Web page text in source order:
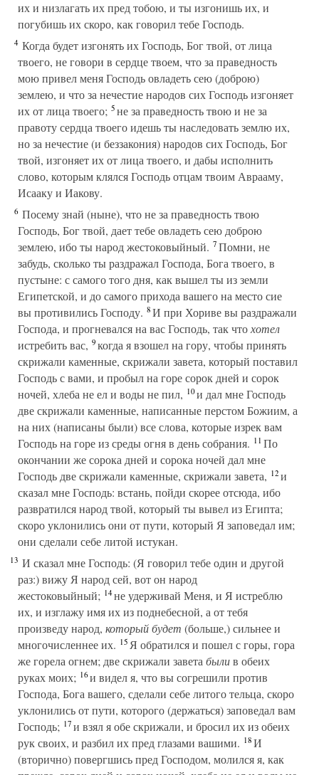
их и низлагать их пред тобою, и ты изгонишь их, и
погубишь их скоро, как говорил тебе Господь.
4 Когда будет изгонять их Господь, Бог твой, от лица
твоего, не говори в сердце твоем, что за праведность
мою привел меня Господь овладеть сею (доброю)
землею, и что за нечестие народов сих Господь изгоняет
их от лица твоего; 5не за праведность твою и не за
правоту сердца твоего идешь ты наследовать землю их,
но за нечестие (и беззакония) народов сих Господь, Бог
твой, изгоняет их от лица твоего, и дабы исполнить
слово, которым клялся Господь отцам твоим Аврааму,
Исааку и Иакову.
6 Посему знай (ныне), что не за праведность твою
Господь, Бог твой, дает тебе овладеть сею доброю
землею, ибо ты народ жестоковыйный. 7Помни, не
забудь, сколько ты раздражал Господа, Бога твоего, в
пустыне: с самого того дня, как вышел ты из земли
Египетской, и до самого прихода вашего на место сие
вы противились Господу. 8И при Хориве вы раздражали
Господа, и прогневался на вас Господь, так чтохотел
истребить вас, 9когда я взошел на гору, чтобы принять
скрижали каменные, скрижали завета, который поставил
Господь с вами, и пробыл на горе сорок дней и сорок
ночей, хлеба не ел и воды не пил, 10и дал мне Господь
две скрижали каменные, написанные перстом Божиим, а
на них (написаны были) все слова, которые изрек вам
Господь на горе из среды огня в день собрания. 11По
окончании же сорока дней и сорока ночей дал мне
Господь две скрижали каменные, скрижали завета, 12и
сказал мне Господь: встань, пойди скорее отсюда, ибо
развратился народ твой, который ты вывел из Египта;
скоро уклонились они от пути, который Я заповедал им;
они сделали себе литой истукан.
13 И сказал мне Господь: (Я говорил тебе один и другой
раз:) вижу Я народ сей, вот он народ
жестоковыйный; 14не удерживай Меня, и Я истреблю
их, и изглажу имя их из поднебесной, а от тебя
произведу народ, который будет (больше,) сильнее и
многочисленнее их. 15Я обратился и пошел с горы, гора
же горела огнем; две скрижали завета былив обеих
руках моих; 16и видел я, что вы согрешили против
Господа, Бога вашего, сделали себе литого тельца, скоро
уклонились от пути, которого (держаться) заповедал вам
Господь; 17и взял я обе скрижали, и бросил их из обеих
рук своих, и разбил их пред глазами вашими. 18И
(вторично) повергшись пред Господом, молился я, как